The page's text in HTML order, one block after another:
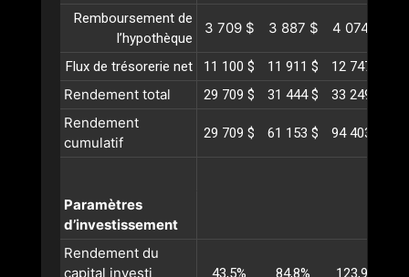
Remboursement de
l’hypothèque
3 709 $ 3 887 $ 4 074 $
Flux de trésorerie net 11 100 $ 11 911 $ 12 747 $
Rendement total 29 709 $ 31 444 $ 33 249 $
Rendement
cumulatif
29 709 $ 61 153 $ 94 403 $
Paramètres
d’investissement
Rendement du
capital investi